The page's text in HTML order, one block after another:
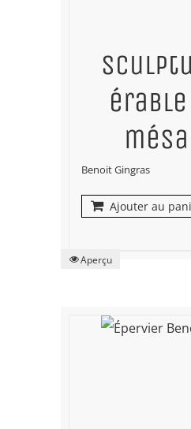
Benoit Gingras
Ajouter au
Aperçu